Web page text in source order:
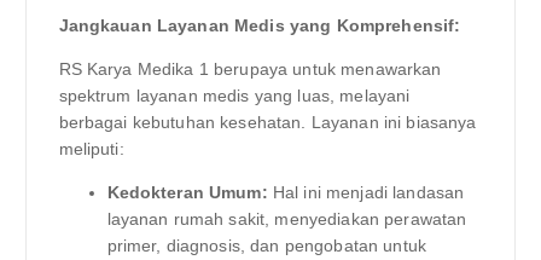
Jangkauan Layanan Medis yang Komprehensif:
RS Karya Medika 1 berupaya untuk menawarkan
spektrum layanan medis yang luas, melayani
berbagai kebutuhan kesehatan. Layanan ini biasanya
meliputi:
Kedokteran Umum: Hal ini menjadi landasan
layanan rumah sakit, menyediakan perawatan
primer, diagnosis, dan pengobatan untuk